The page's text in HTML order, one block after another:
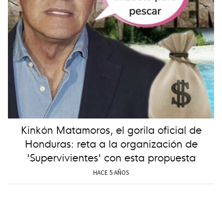
Kinkón Matamoros, el gorila oficial de
Honduras: reta a la organización de
'Supervivientes' con esta propuesta
HACE 5 AÑOS